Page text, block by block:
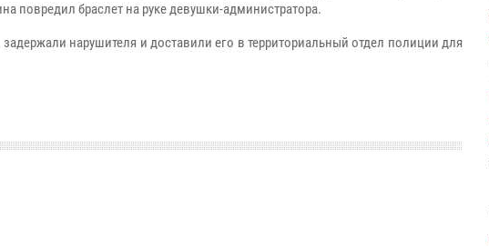
повредил браслет на руке девушки-администратора.
нарушителя и доставили его в территориальный отдел полиции для